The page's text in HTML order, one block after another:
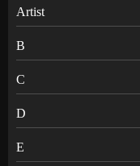
Artist
B
C
D
E